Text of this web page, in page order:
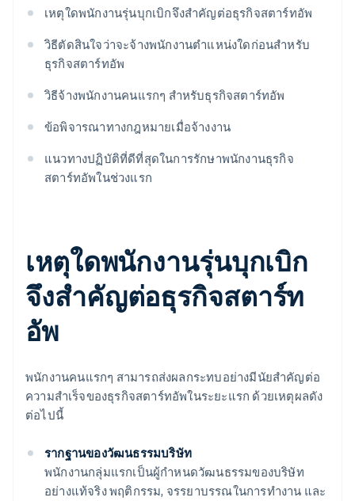
เหตุใดพนักงานรุ่นบุกเบิกจึงสำคัญต่อธุรกิจสตาร์ทอัพ
วิธีตัดสินใจว่าจะจ้างพนักงานตำแหน่งใดก่อนสำหรับ
ธุรกิจสตาร์ทอัพ
วิธีจ้างพนักงานคนแรกๆ สำหรับธุรกิจสตาร์ทอัพ
ข้อพิจารณาทางกฎหมายเมื่อจ้างงาน
แนวทางปฏิบัติที่ดีที่สุดในการรักษาพนักงานธุรกิจ
สตาร์ทอัพในช่วงแรก
เหตุใดพนักงานรุ่นบุกเบิก
จึงสำคัญต่อธุรกิจสตาร์ท
อัพ
พนักงานคนแรกๆ สามารถส่งผลกระทบอย่างมีนัยสำคัญต่อ
ความสำเร็จของธุรกิจสตาร์ทอัพในระยะแรก ด้วยเหตุผลดัง
ต่อไปนี้
รากฐานของวัฒนธรรมบริษัท
พนักงานกลุ่มแรกเป็นผู้กำหนดวัฒนธรรมของบริษัท
อย่างแท้จริง พฤติกรรม, จรรยาบรรณในการทำงาน และ